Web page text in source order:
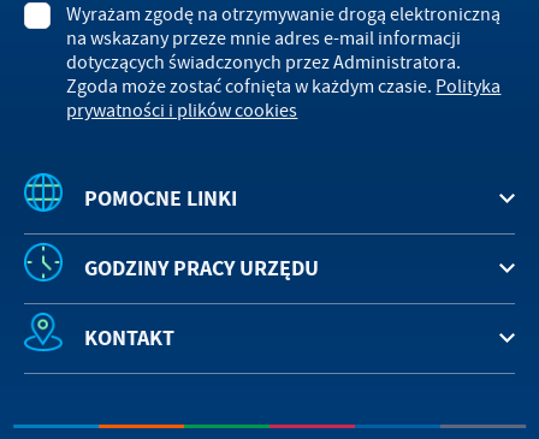
POMOCNE LINKI
Wyrażam zgodę na otrzymywanie drogą elektroniczną
na wskazany przeze mnie adres e-mail informacji
dotyczących świadczonych przez Administratora.
Zgoda może zostać cofnięta w każdym czasie. Polityka
prywatności i plików cookies
GODZINY PRACY URZĘDU
KONTAKT